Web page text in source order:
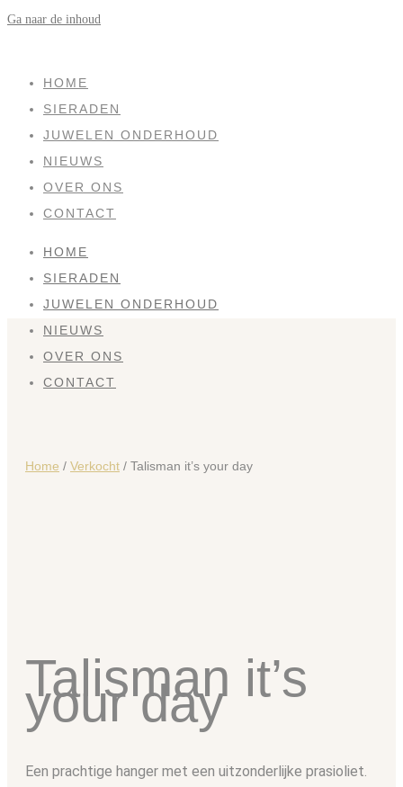
Ga naar de inhoud
HOME
SIERADEN
JUWELEN ONDERHOUD
NIEUWS
OVER ONS
CONTACT
HOME
SIERADEN
JUWELEN ONDERHOUD
NIEUWS
OVER ONS
CONTACT
Home / Verkocht / Talisman it’s your day
SOLD
Talisman it’s
your day
Een prachtige hanger met een uitzonderlijke prasioliet.